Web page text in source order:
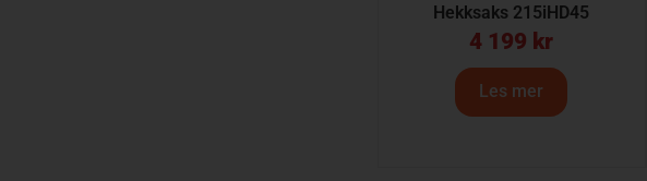
Hekksaks 215iHD45
4 199 kr
Les mer